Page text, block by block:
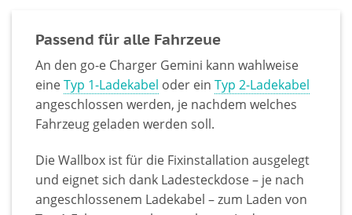
Passend für alle Fahrzeue
An den go-e Charger Gemini kann wahlweise
eineTyp 1-Ladekabel oder ein Typ 2-Ladekabel
angeschlossen werden, je nachdem welches
Fahrzeug geladen werden soll.
Die Wallbox ist für die Fixinstallation ausgelegt
und eignet sich dank Ladesteckdose – je nach
angeschlossenem Ladekabel – zum Laden von